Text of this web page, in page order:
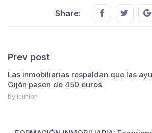
Share: Share this
Prev post
Las inmobiliarias respaldan que las
Gijón pasen de 450 euros
by launion